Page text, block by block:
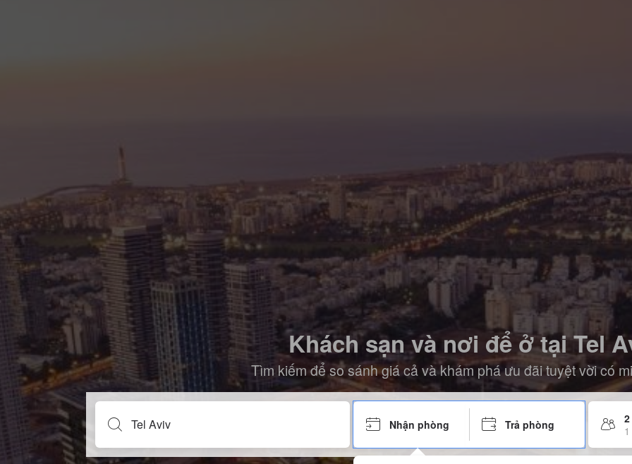
Khách sạn và nơi để ở tại Tel
Tìm kiếm để so sánh giá cả và khám phá ưu đãi tuyệt vời có
Nhận phòng Trả phòng